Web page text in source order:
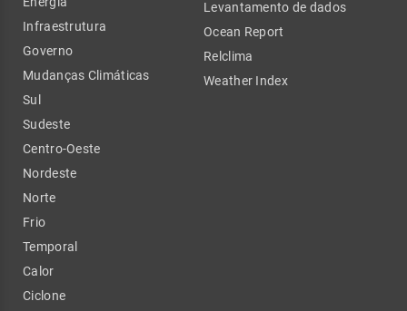
Infraestrutura
Governo
Mudanças Climáticas
Sul
Sudeste
Centro-Oeste
Nordeste
Norte
Frio
Temporal
Calor
Ciclone
Levantamento de dados
Ocean Report
Relclima
Weather Index